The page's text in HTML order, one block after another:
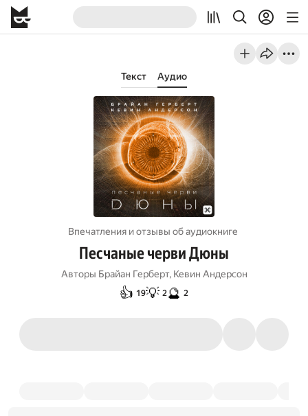
Текст Аудио
Впечатления и отзывы об aудиокниге
Песчаные черви Дюны
Авторы Брайан Герберт, Кевин Андерсон
👍 19💡 2 🔮 2